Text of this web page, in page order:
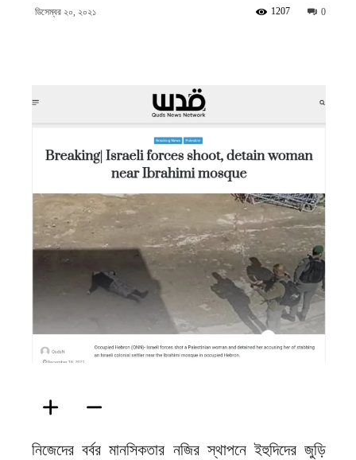
ডিসেম্বর ২০, ২০২১ 0
1207
নিজেদের বর্বর মানসিকতার নজির স্থাপনে ইহুদিদের জুড়ি